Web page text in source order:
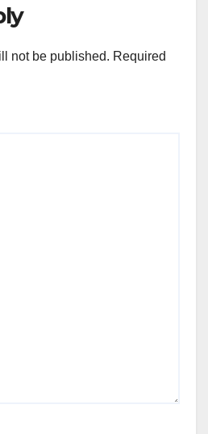
not be published. Required